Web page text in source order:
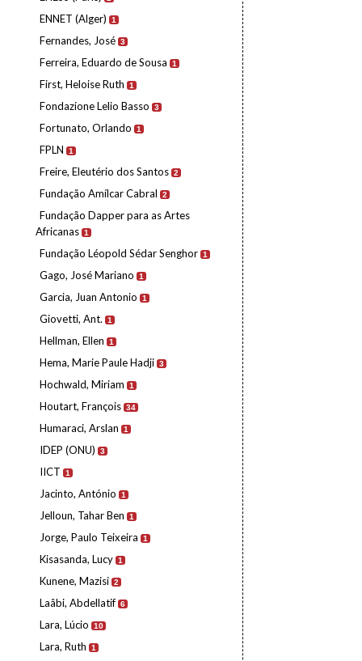
ENNET (Alger) 1
Fernandes, José 3
Ferreira, Eduardo de Sousa 1
First, Heloise Ruth 1
Fondazione Lelio Basso 3
Fortunato, Orlando 1
FPLN 1
Freire, Eleutério dos Santos 2
Fundação Amílcar Cabral 2
Fundação Dapper para as Artes
Africanas 1
Fundação Léopold Sédar Senghor 1
Gago, José Mariano 1
Garcia, Juan Antonio 1
Giovetti, Ant. 1
Hellman, Ellen 1
Hema, Marie Paule Hadji 3
Hochwald, Miriam 1
Houtart, François 34
Humaraci, Arslan 1
IDEP (ONU) 3
IICT 1
Jacinto, António 1
Jelloun, Tahar Ben 1
Jorge, Paulo Teixeira 1
Kisasanda, Lucy 1
Kunene, Mazisi 2
Laâbi, Abdellatif 6
Lara, Lúcio 10
Lara, Ruth 1